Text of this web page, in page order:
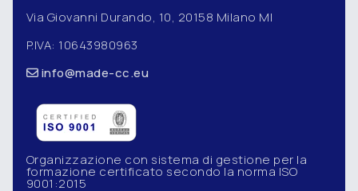
Via Giovanni Durando, 10, 20158 Milano MI
P.IVA: 10643980963
info@made-cc.eu
Organizzazione con sistema di gestione per la
formazione certificato secondo la norma ISO
9001:2015